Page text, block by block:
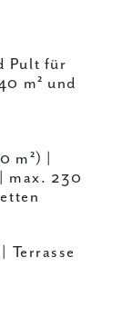
Pult für
m² und
m²) |
max. 230
Terrasse